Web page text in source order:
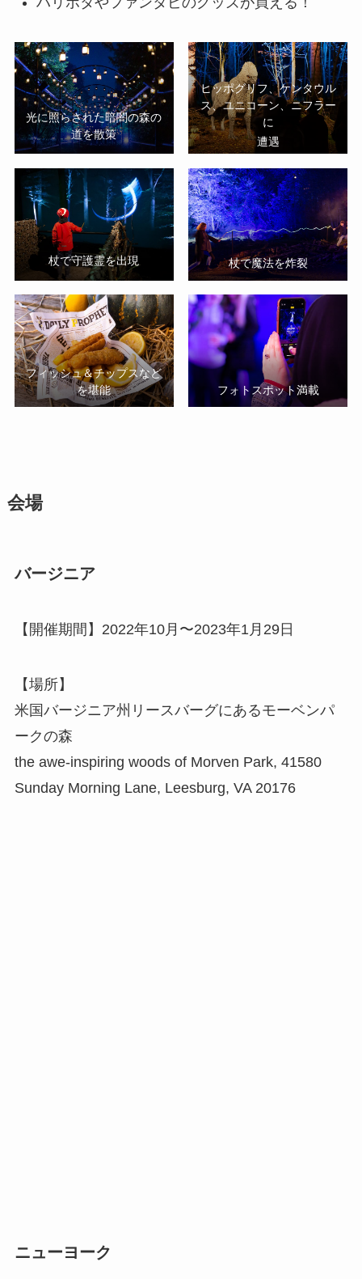
光に照らされた暗闇の森の
道を散策
ヒッポグリフ、ケンタウル
ス、ユニコーン、ニフラー
に
遭遇
杖で守護霊を出現 杖で魔法を炸裂
フィッシュ＆チップスなど
を堪能
フォトスポット満載
会場
バージニア
【開催期間】2022年10月〜2023年1月29日
【場所】
米国バージニア州リースバーグにあるモーベンパ
ークの森
the awe-inspiring woods of Morven Park, 41580
Sunday Morning Lane, Leesburg, VA 20176
ニューヨーク